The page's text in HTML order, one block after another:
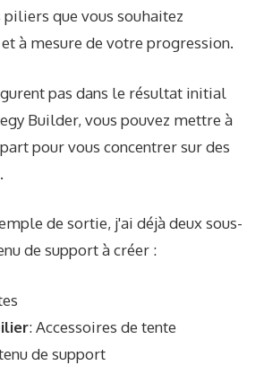
que vous souhaitez
à mesure de votre progression.
pas dans le résultat initial
Builder, vous pouvez mettre à
pour vous concentrer sur des
de sortie, j'ai déjà deux sous-
de support à créer :
: Accessoires de tente
de support